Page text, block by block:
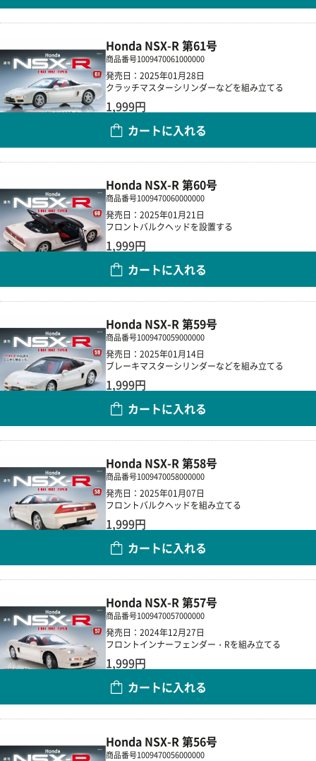
Honda NSX-R 第61号
商品番号1009470061000000
発売日：2025年01月28日
クラッチマスターシリンダーなどを組み立てる
1,999円
カートに入れる
Honda NSX-R 第60号
商品番号1009470060000000
発売日：2025年01月21日
フロントバルクヘッドを設置する
1,999円
カートに入れる
Honda NSX-R 第59号
商品番号1009470059000000
発売日：2025年01月14日
ブレーキマスターシリンダーなどを組み立てる
1,999円
カートに入れる
Honda NSX-R 第58号
商品番号1009470058000000
発売日：2025年01月07日
フロントバルクヘッドを組み立てる
1,999円
カートに入れる
Honda NSX-R 第57号
商品番号1009470057000000
発売日：2024年12月27日
フロントインナーフェンダー・Rを組み立てる
1,999円
カートに入れる
Honda NSX-R 第56号
商品番号1009470056000000